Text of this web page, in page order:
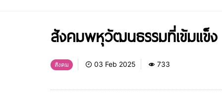
สังคมพหุวัฒนธรรมที่เข้มแข็ง
สังคม 03 Feb 2025 733